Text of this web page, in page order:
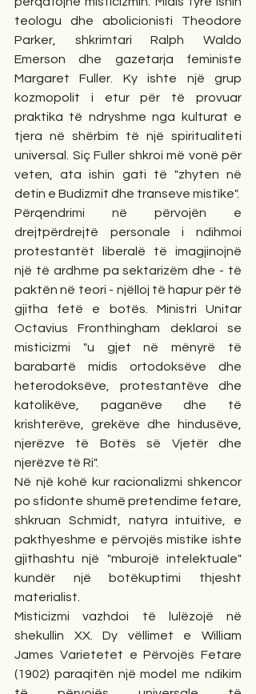
teologu dhe abolicionisti Theodore
Parker, shkrimtari Ralph Waldo
Emerson dhe gazetarja feministe
Margaret Fuller. Ky ishte një grup
kozmopolit i etur për të provuar
praktika të ndryshme nga kulturat e
tjera në shërbim të një spiritualiteti
universal. Siç Fuller shkroi më vonë për
veten, ata ishin gati të "zhyten në
detin e Budizmit dhe transeve mistike".
Përqendrimi në përvojën e
drejtpërdrejtë personale i ndihmoi
protestantët liberalë të imagjinojnë
një të ardhme pa sektarizëm dhe - të
paktën në teori - njëlloj të hapur për të
gjitha fetë e botës. Ministri Unitar
Octavius ​​Fronthingham deklaroi se
misticizmi "u gjet në mënyrë të
barabartë midis ortodoksëve dhe
heterodoksëve, protestantëve dhe
katolikëve, paganëve dhe të
krishterëve, grekëve dhe hindusëve,
njerëzve të Botës së Vjetër dhe
njerëzve të Ri".
Në një kohë kur racionalizmi shkencor
po sfidonte shumë pretendime fetare,
shkruan Schmidt, natyra intuitive, e
pakthyeshme e përvojës mistike ishte
gjithashtu një "mburojë intelektuale"
kundër një botëkuptimi thjesht
materialist.
Misticizmi vazhdoi të lulëzojë në
shekullin XX. Dy vëllimet e William
James Varietetet e Përvojës Fetare
(1902) paraqitën një model me ndikim